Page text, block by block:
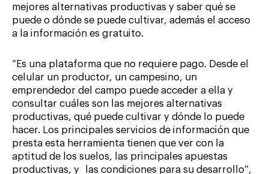
mejores alternativas productivas y saber qué se
puede o dónde se puede cultivar, además el acceso
a la información es gratuito.
“Es una plataforma que no requiere pago. Desde el
celular un productor, un campesino, un
emprendedor del campo puede acceder a ella y
consultar cuáles son las mejores alternativas
productivas, qué puede cultivar y dónde lo puede
hacer. Los principales servicios de información que
presta esta herramienta tienen que ver con la
aptitud de los suelos, las principales apuestas
productivas, y las condiciones para su desarrollo”,